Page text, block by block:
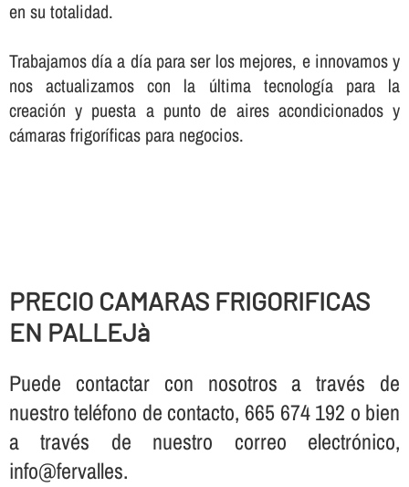
en su totalidad.
Trabajamos dí­a a dí­a para ser los mejores, e innovamos y
nos actualizamos con la última tecnologí­a para la
creación y puesta a punto de aires acondicionados y
cámaras frigorí­ficas para negocios.
PRECIO CAMARAS FRIGORIFICAS
EN PALLEJà
Puede contactar con nosotros a través de
nuestro teléfono de contacto, 665 674 192 o bien
a través de nuestro correo electrónico,
info@fervalles.